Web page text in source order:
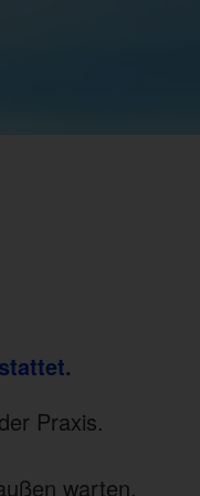
Praxis.
warten.